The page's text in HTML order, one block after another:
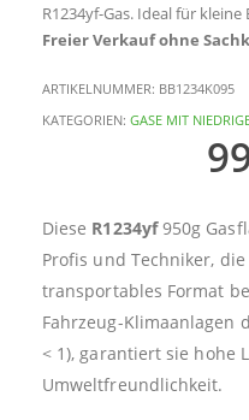
R1234yf-Gas. Ideal für
Freier Verkauf ohne
ARTIKELNUMMER: BB1234K095
KATEGORIEN: GASE MIT
Diese R1234yf950g
Profis und Techniker,
transportables Format
Fahrzeug-Klimaanlagen
< 1), garantiert sie hohe
Umweltfreundlichkeit.